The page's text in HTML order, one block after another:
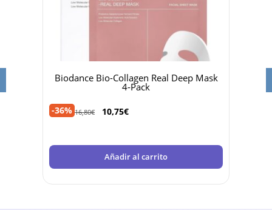
Biodance Bio-Collagen Real Deep Mask
4-Pack
-36% 16,80€ 10,75€
Añadir al carrito